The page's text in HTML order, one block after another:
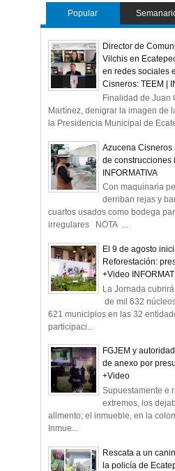
Popular
Director de
Vilchis en
en redes sociales
Cisneros: TEEM |
Finalidad de Juan
Martínez, denigrar la imagen de
la Presidencia Municipal de
Azucena
de construcciones
INFORMATIVA
Con maquinaria
derriban rejas y
cuartos usados como bodega
irregulares NOTA ...
El 9 de agosto
Reforestación:
+Video
La Jornada
de mil 632
621 municipios en las 32
participaci...
FGJEM y
de anexo por
+Video
Supuestamente e
extremos, los
alimento; el inmueble, en la
Inmue...
Rescata a un
la policía de